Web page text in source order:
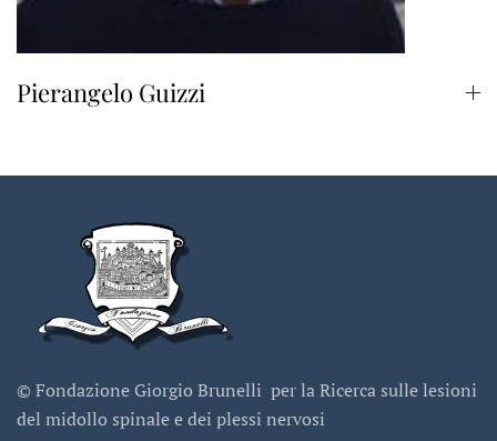
Pierangelo Guizzi
© Fondazione Giorgio Brunelli per la Ricerca sulle lesioni
del midollo spinale e dei plessi nervosi